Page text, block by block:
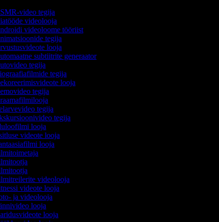
video tegija
videolooja
videoloome tööriist
tegija
looja
subtiitrite generaator
tegija
tegija
looja
tegija
tegija
tegija
looja
videote looja
looja
videolooja
videote looja
ja videolooja
looja
looja